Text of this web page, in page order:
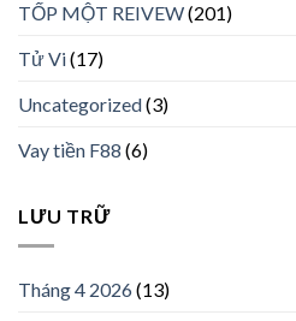
TỐP MỘT REIVEW(201)
Tử Vi(17)
Uncategorized(3)
Vay tiền F88 (6)
LƯU TRỮ
Tháng 4 2026(13)